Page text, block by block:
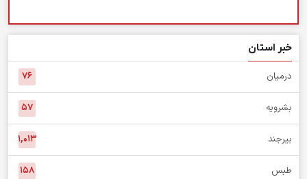
خبر استان
درمیان ۷۶
بشرویه ۵۷
بیرجند ۱,۰۱۳
طبس ۱۵۸